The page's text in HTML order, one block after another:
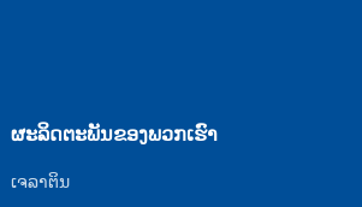
ຜະລິດຕະພັນຂອງພວກເຮົາ
ເຈລາຕິນ